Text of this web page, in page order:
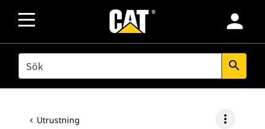
person
SEARCH search
Utrustning more_vert